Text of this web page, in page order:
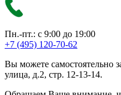
Пн.-пт.: с 9:00 до 19:00
+7 (495) 120-70-62
Вы можете самостоятельно
улица, д.2, стр. 12-13-14.